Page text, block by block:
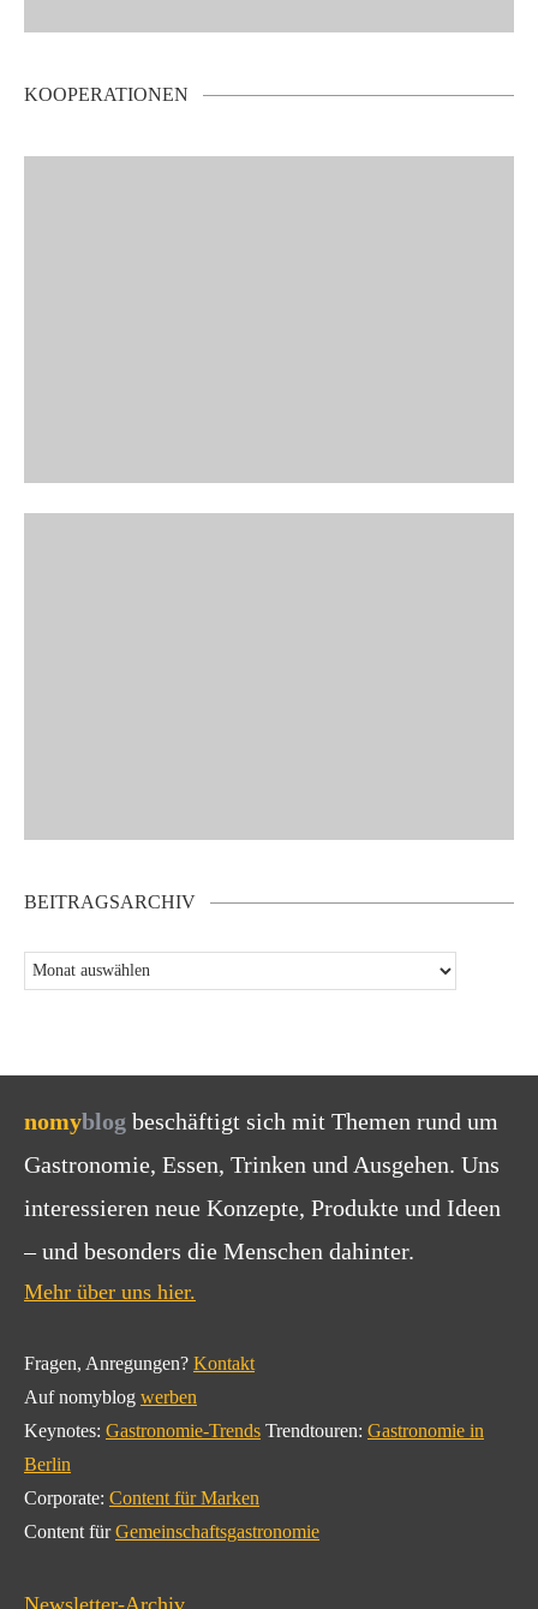
KOOPERATIONEN
BEITRAGSARCHIV
nomyblog beschäftigt sich mit Themen rund um
Gastronomie, Essen, Trinken und Ausgehen. Uns
interessieren neue Konzepte, Produkte und Ideen
– und besonders die Menschen dahinter.
Mehr über uns hier.
Fragen, Anregungen? Kontakt
Auf nomyblog werben
Keynotes: Gastronomie-Trends Trendtouren: Gastronomie in
Berlin
Corporate: Content für Marken
Content fürGemeinschaftsgastronomie